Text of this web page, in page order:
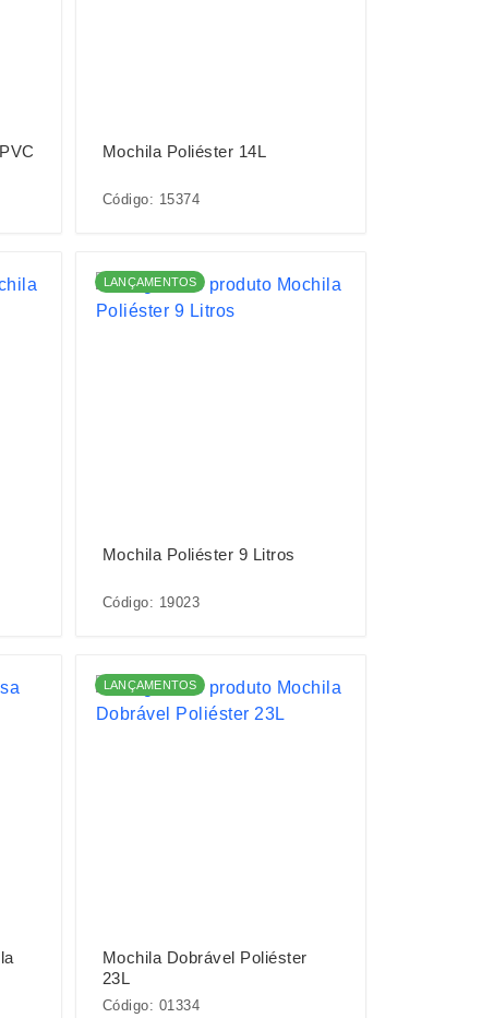
Mochila Poliéster 14L
Código: 15374
LANÇAMENTOS
Mochila Poliéster 9 Litros
Código: 19023
LANÇAMENTOS
Mochila Dobrável Poliéster
23L
Código: 01334